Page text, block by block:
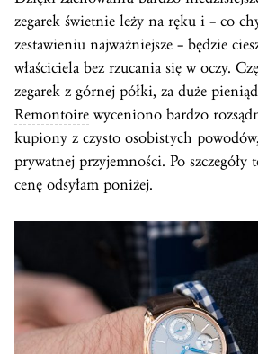
zegarek świetnie leży na ręku i – co
zestawieniu najważniejsze – będzie
właściciela bez rzucania się w oczy.
zegarek z górnej półki, za duże
Remontoire wyceniono bardzo
kupiony z czysto osobistych
prywatnej przyjemności. Po szczegóły
cenę odsyłam poniżej.